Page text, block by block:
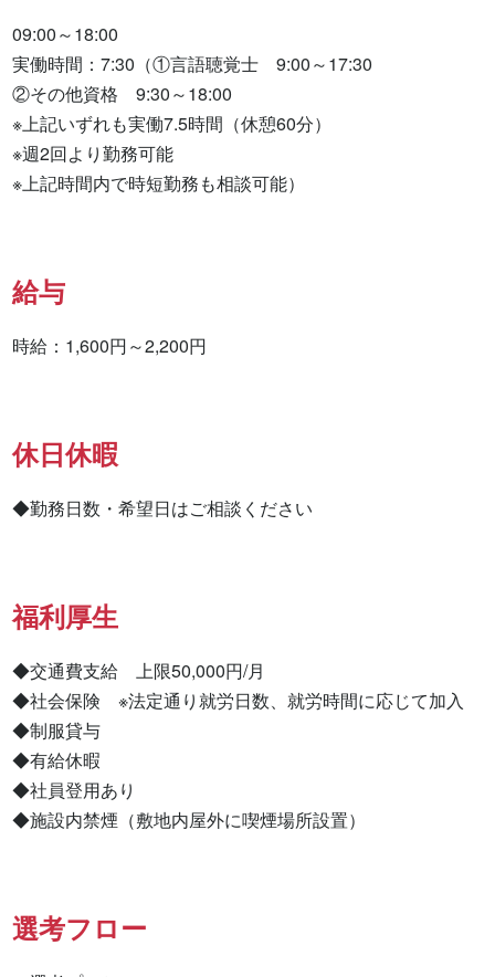
09:00～18:00
実働時間：7:30（①言語聴覚士　9:00～17:30
②その他資格　9:30～18:00
※上記いずれも実働7.5時間（休憩60分）
※週2回より勤務可能
※上記時間内で時短勤務も相談可能）
給与
時給：1,600円～2,200円
休日休暇
◆勤務日数・希望日はご相談ください
福利厚生
◆交通費支給　上限50,000円/月
◆社会保険　※法定通り就労日数、就労時間に応じて加入
◆制服貸与
◆有給休暇
◆社員登用あり
◆施設内禁煙（敷地内屋外に喫煙場所設置）
選考フロー